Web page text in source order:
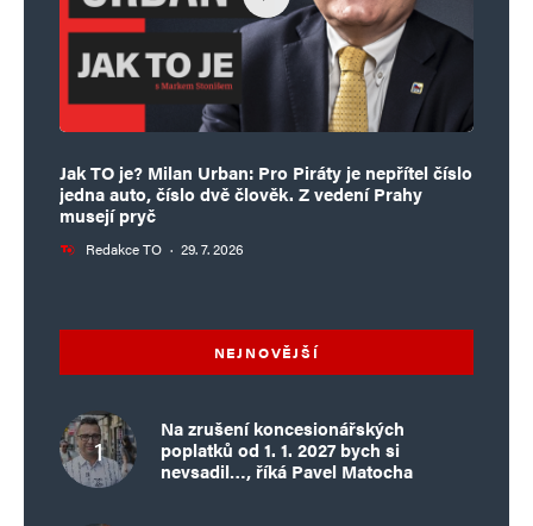
Jak TO je? Milan Urban: Pro Piráty je nepřítel číslo
jedna auto, číslo dvě člověk. Z vedení Prahy
musejí pryč
Redakce TO · 29. 7. 2026
NEJNOVĚJŠÍ
Na zrušení koncesionářských
poplatků od 1. 1. 2027 bych si
nevsadil…, říká Pavel Matocha